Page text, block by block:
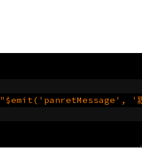
"$emit('panretMessage', '親